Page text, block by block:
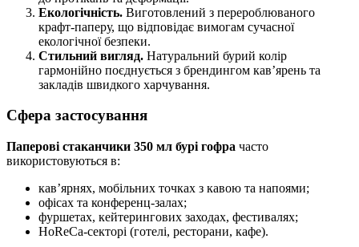
Екологічність. Виготовлений з перероблюваного
крафт-паперу, що відповідає вимогам сучасної
екологічної безпеки.
Стильний вигляд. Натуральний бурий колір
гармонійно поєднується з брендингом кав’ярень та
закладів швидкого харчування.
Сфера застосування
Паперові стаканчики 350 мл бурі гофра часто
використовуються в:
кав’ярнях, мобільних точках з кавою та напоями;
офісах та конференц-залах;
фуршетах, кейтерингових заходах, фестивалях;
HoReCa-секторі (готелі, ресторани, кафе).